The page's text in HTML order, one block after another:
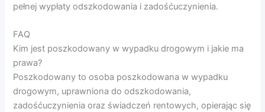
pełnej wypłaty odszkodowania i zadośćuczynienia.
FAQ
Kim jest poszkodowany w wypadku drogowym i jakie ma
prawa?
Poszkodowany to osoba poszkodowana w wypadku
drogowym, uprawniona do odszkodowania,
zadośćuczynienia oraz świadczeń rentowych, opierając się